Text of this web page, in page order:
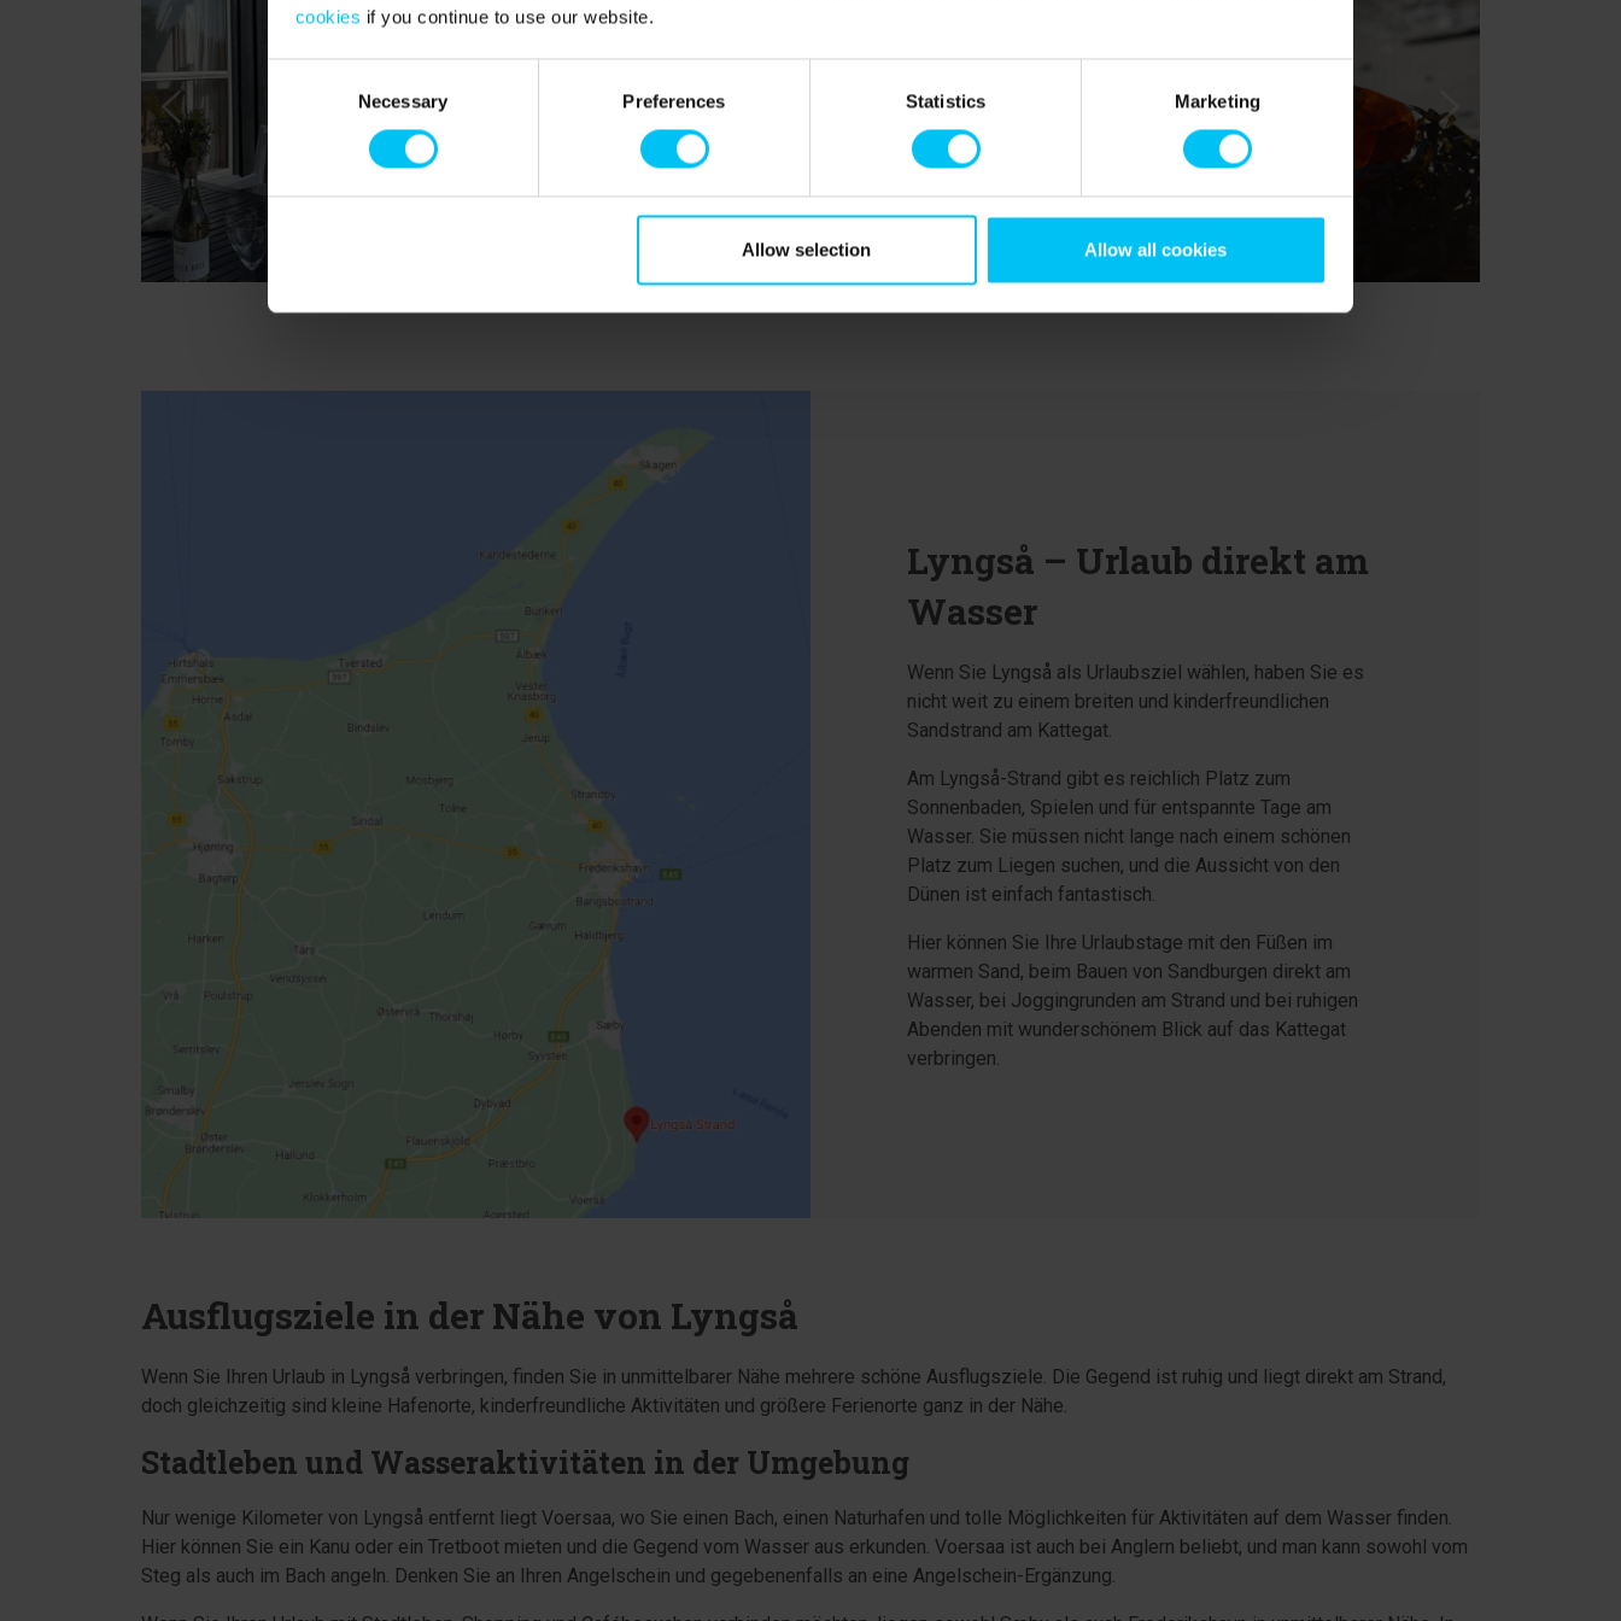
cookies if you continue to use our website.
Necessary Preferences Statistics Marketing
Allow selection Allow all cookies
Lyngså – Urlaub direkt am
Wasser
Wenn Sie Lyngså als Urlaubsziel wählen, haben Sie es
nicht weit zu einem breiten und kinderfreundlichen
Sandstrand am Kattegat.
Am Lyngså-Strand gibt es reichlich Platz zum
Sonnenbaden, Spielen und für entspannte Tage am
Wasser. Sie müssen nicht lange nach einem schönen
Platz zum Liegen suchen, und die Aussicht von den
Dünen ist einfach fantastisch.
Hier können Sie Ihre Urlaubstage mit den Füßen im
warmen Sand, beim Bauen von Sandburgen direkt am
Wasser, bei Joggingrunden am Strand und bei ruhigen
Abenden mit wunderschönem Blick auf das Kattegat
verbringen.
Ausflugsziele in der Nähe von Lyngså
Wenn Sie Ihren Urlaub in Lyngså verbringen, finden Sie in unmittelbarer Nähe mehrere schöne Ausflugsziele. Die Gegend ist ruhig und liegt direkt am Strand,
doch gleichzeitig sind kleine Hafenorte, kinderfreundliche Aktivitäten und größere Ferienorte ganz in der Nähe.
Stadtleben und Wasseraktivitäten in der Umgebung
Nur wenige Kilometer von Lyngså entfernt liegt Voersaa, wo Sie einen Bach, einen Naturhafen und tolle Möglichkeiten für Aktivitäten auf dem Wasser finden.
Hier können Sie ein Kanu oder ein Tretboot mieten und die Gegend vom Wasser aus erkunden. Voersaa ist auch bei Anglern beliebt, und man kann sowohl vom
Steg als auch im Bach angeln. Denken Sie an Ihren Angelschein und gegebenenfalls an eine Angelschein-Ergänzung.